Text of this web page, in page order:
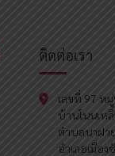
ติดต่อเรา
เลขที่ 97 ห
บ้านโนนเห
ตำบลนาฝาย
อำเภอเมือง